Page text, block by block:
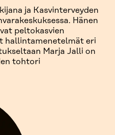
ja Kasvinterveyden
Hänen
peltokasvien
hallintamenetelmät eri
Marja Jalli on
tohtori